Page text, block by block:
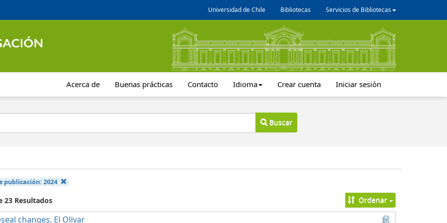
Universidad de Chile Bibliotecas Servicios de Bibliotecas
Acerca de Buenas prácticas Contacto Idioma Crear cuenta Iniciar sesión
Buscar
publicación: 2024
23 Resultados Ordenar
changes, El Olivar